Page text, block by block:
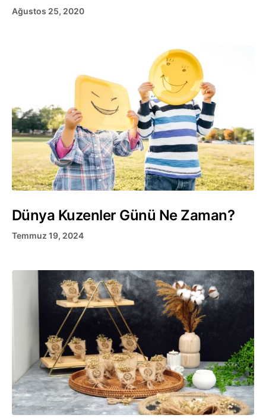
Ağustos 25, 2020
Dünya Kuzenler Günü Ne Zaman?
Temmuz 19, 2024